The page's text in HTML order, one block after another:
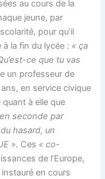
au cours de la
jeune, par
pour qu’il
à la fin du lycée : « ça
ce que tu vas
un professeur de
en service civique
à elle que
seconde par
hasard, un
». Ces « co-
de l’Europe,
instauré en cours